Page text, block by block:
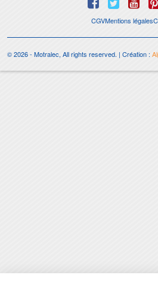
CGVMentions légales
© 2026 - Motralec, All rights reserved. | Création :